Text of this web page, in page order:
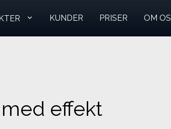
KUNDER PRISER OM OS
effekt